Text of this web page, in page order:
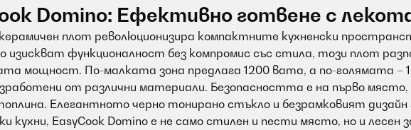
Domino: Ефективно готвене с
плот революционизира компактните кухненски
функционалност без компромис със стила, този плот
мощност. По-малката зона предлага 1200 вата, а по-голямата –
от различни материали. Безопасността е на първо
Елегантното черно тонирано стъкло и безрамковият
кухни, EasyCook Domino е не само стилен и пести място, но и